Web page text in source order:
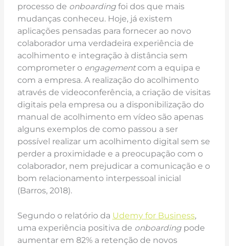
processo de onboardingfoi dos que mais
mudanças conheceu. Hoje, já existem
aplicações pensadas para fornecer ao novo
colaborador uma verdadeira experiência de
acolhimento e integração à distância sem
comprometer o engagementcom a equipa e
com a empresa. A realização do acolhimento
através de videoconferência, a criação de visitas
digitais pela empresa ou a disponibilização do
manual de acolhimento em vídeo são apenas
alguns exemplos de como passou a ser
possível realizar um acolhimento digital sem se
perder a proximidade e a preocupação com o
colaborador, nem prejudicar a comunicação e o
bom relacionamento interpessoal inicial
(Barros, 2018).
Segundo o relatório da Udemy for Business,
uma experiência positiva de onboarding pode
aumentar em 82% a retenção de novos